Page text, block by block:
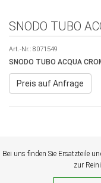
SNODO TUBO
Art.-Nr.: 8071549
SNODO TUBO ACQUA
Preis auf Anfrage
Bei uns finden Sie Ersatzteile
zur